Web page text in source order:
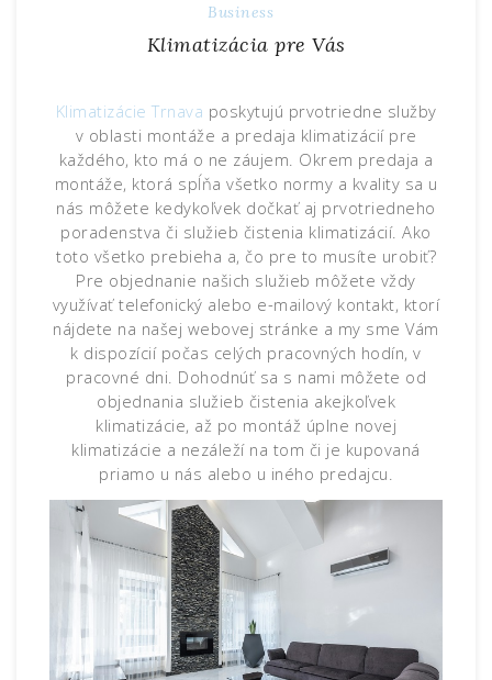
Business
Klimatizácia pre Vás
Klimatizácie Trnava poskytujú prvotriedne služby
v oblasti montáže a predaja klimatizácií pre
každého, kto má o ne záujem. Okrem predaja a
montáže, ktorá spĺňa všetko normy a kvality sa u
nás môžete kedykoľvek dočkať aj prvotriedneho
poradenstva či služieb čistenia klimatizácií. Ako
toto všetko prebieha a, čo pre to musíte urobiť?
Pre objednanie našich služieb môžete vždy
využívať telefonický alebo e-mailový kontakt, ktorí
nájdete na našej webovej stránke a my sme Vám
k dispozícií počas celých pracovných hodín, v
pracovné dni. Dohodnúť sa s nami môžete od
objednania služieb čistenia akejkoľvek
klimatizácie, až po montáž úplne novej
klimatizácie a nezáleží na tom či je kupovaná
priamo u nás alebo u iného predajcu.